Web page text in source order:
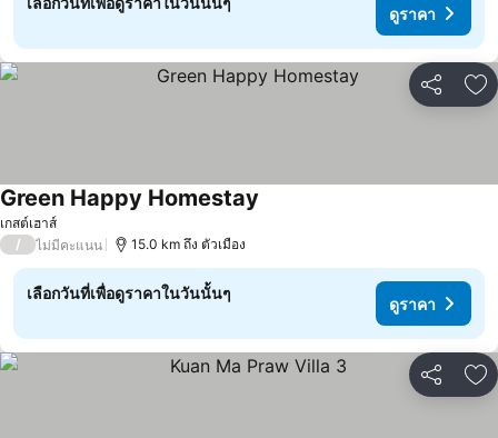
ดูราคา
แชร์ เ
เกสต์เฮาส์
Green Happy Homestay
/ ไม่มีคะแนน 15.0 km ถึง ตัวเมือง
เลือกวันที่เพื่อดูราคาในวันนั้นๆ
ดูราคา
แชร์ เ